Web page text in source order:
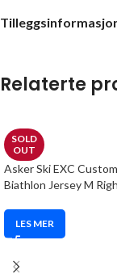
Relaterte
SOLD
OUT
Asker Ski EXC
Biathlon Jersey M
LES MER